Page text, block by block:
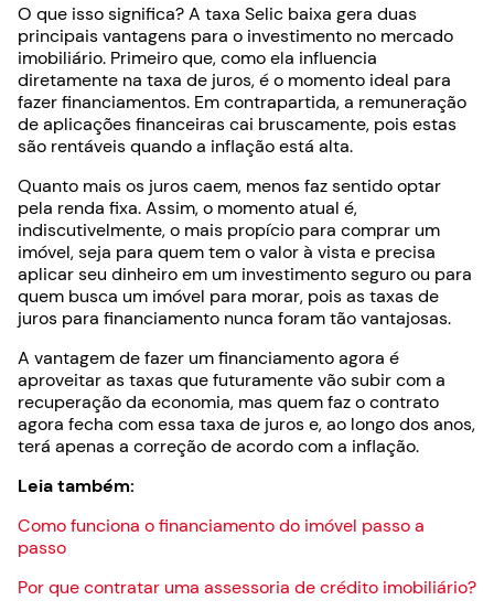
O que isso significa? A taxa Selic baixa gera duas
principais vantagens para o investimento no mercado
imobiliário. Primeiro que, como ela influencia
diretamente na taxa de juros, é o momento ideal para
fazer financiamentos. Em contrapartida, a remuneração
de aplicações financeiras cai bruscamente, pois estas
são rentáveis quando a inflação está alta.
Quanto mais os juros caem, menos faz sentido optar
pela renda fixa. Assim, o momento atual é,
indiscutivelmente, o mais propício para comprar um
imóvel, seja para quem tem o valor à vista e precisa
aplicar seu dinheiro em um investimento seguro ou para
quem busca um imóvel para morar, pois as taxas de
juros para financiamento nunca foram tão vantajosas.
A vantagem de fazer um financiamento agora é
aproveitar as taxas que futuramente vão subir com a
recuperação da economia, mas quem faz o contrato
agora fecha com essa taxa de juros e, ao longo dos anos,
terá apenas a correção de acordo com a inflação.
Leia também:
Como funciona o financiamento do imóvel passo a
passo
Por que contratar uma assessoria de crédito imobiliário?